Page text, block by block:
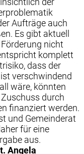
Aufträge auch
Es gibt aktuell
nicht
komplett
dass der
verschwindend
wäre, könnten
durch
finanziert werden.
und Gemeinderat
für eine
aus.
Angela